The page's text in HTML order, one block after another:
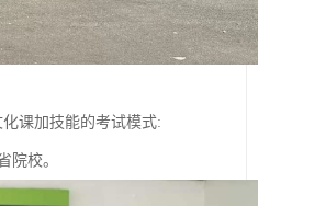
课加技能的考试模式:
院校。